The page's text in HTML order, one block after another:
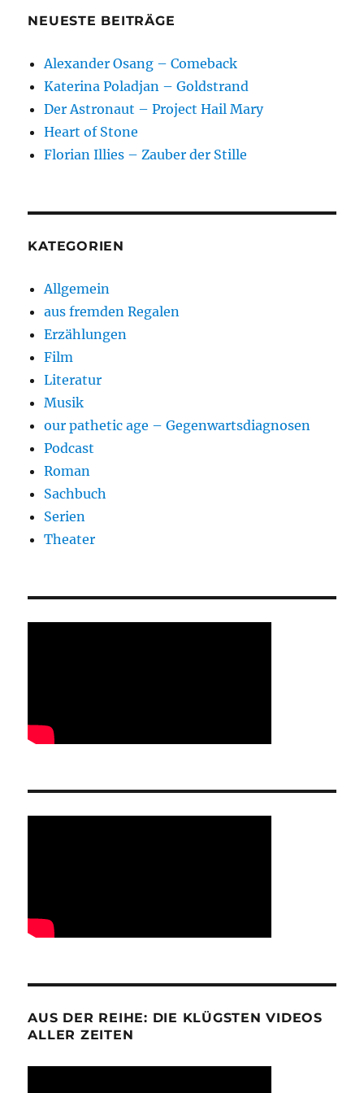
NEUESTE BEITRÄGE
Alexander Osang – Comeback
Katerina Poladjan – Goldstrand
Der Astronaut – Project Hail Mary
Heart of Stone
Florian Illies – Zauber der Stille
KATEGORIEN
Allgemein
aus fremden Regalen
Erzählungen
Film
Literatur
Musik
our pathetic age – Gegenwartsdiagnosen
Podcast
Roman
Sachbuch
Serien
Theater
AUS DER REIHE: DIE KLÜGSTEN VIDEOS
ALLER ZEITEN